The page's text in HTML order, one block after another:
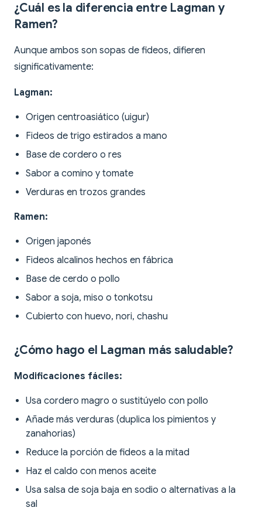
¿Cuál es la diferencia entre Lagman y
Ramen?
Aunque ambos son sopas de fideos, difieren
significativamente:
Lagman:
Origen centroasiático (uigur)
Fideos de trigo estirados a mano
Base de cordero o res
Sabor a comino y tomate
Verduras en trozos grandes
Ramen:
Origen japonés
Fideos alcalinos hechos en fábrica
Base de cerdo o pollo
Sabor a soja, miso o tonkotsu
Cubierto con huevo, nori, chashu
¿Cómo hago el Lagman más saludable?
Modificaciones fáciles:
Usa cordero magro o sustitúyelo con pollo
Añade más verduras (duplica los pimientos y
zanahorias)
Reduce la porción de fideos a la mitad
Haz el caldo con menos aceite
Usa salsa de soja baja en sodio o alternativas a la
sal